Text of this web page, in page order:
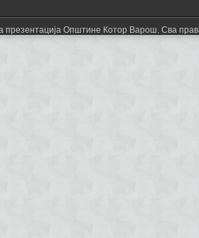
презентација Општине Котор Варош. Сва